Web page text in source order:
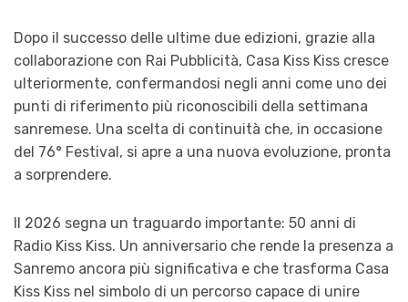
Dopo il successo delle ultime due edizioni, grazie alla
collaborazione con Rai Pubblicità, Casa Kiss Kiss cresce
ulteriormente, confermandosi negli anni come uno dei
punti di riferimento più riconoscibili della settimana
sanremese. Una scelta di continuità che, in occasione
del 76° Festival, si apre a una nuova evoluzione, pronta
a sorprendere.
Il 2026 segna un traguardo importante: 50 anni di
Radio Kiss Kiss. Un anniversario che rende la presenza a
Sanremo ancora più significativa e che trasforma Casa
Kiss Kiss nel simbolo di un percorso capace di unire